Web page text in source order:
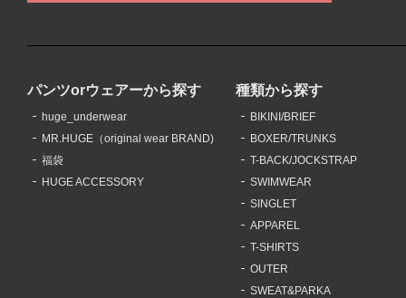
パンツorウェアーから探す
huge_underwear
MR.HUGE（original wear BRAND)
福袋
HUGE ACCESSORY
種類から探す
BIKINI/BRIEF
BOXER/TRUNKS
T-BACK/JOCKSTRAP
SWIMWEAR
SINGLET
APPAREL
T-SHIRTS
OUTER
SWEAT&PARKA